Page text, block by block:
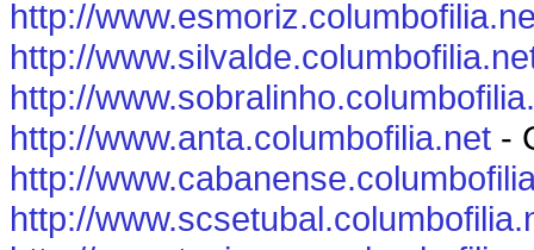
http://
http://
http://
http://www.anta.columbofilia.net -
http://
http://